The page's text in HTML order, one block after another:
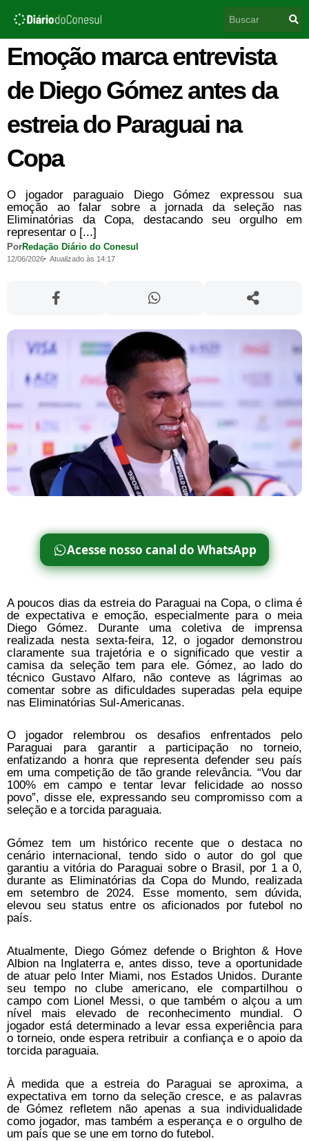
para
conteúdo
Emoção marca entrevista
de Diego Gómez antes da
estreia do Paraguai na
Copa
O jogador paraguaio Diego Gómez expressou sua
emoção ao falar sobre a jornada da seleção nas
Eliminatórias da Copa, destacando seu orgulho em
representar o [...]
PorRedação Diário do Conesul
12/06/2026 Atualizado às 14:17
Acesse nosso canal do WhatsApp
A poucos dias da estreia do Paraguai na Copa, o clima é
de expectativa e emoção, especialmente para o meia
Diego Gómez. Durante uma coletiva de imprensa
realizada nesta sexta-feira, 12, o jogador demonstrou
claramente sua trajetória e o significado que vestir a
camisa da seleção tem para ele. Gómez, ao lado do
técnico Gustavo Alfaro, não conteve as lágrimas ao
comentar sobre as dificuldades superadas pela equipe
nas Eliminatórias Sul-Americanas.
O jogador relembrou os desafios enfrentados pelo
Paraguai para garantir a participação no torneio,
enfatizando a honra que representa defender seu país
em uma competição de tão grande relevância. “Vou dar
100% em campo e tentar levar felicidade ao nosso
povo”, disse ele, expressando seu compromisso com a
seleção e a torcida paraguaia.
Gómez tem um histórico recente que o destaca no
cenário internacional, tendo sido o autor do gol que
garantiu a vitória do Paraguai sobre o Brasil, por 1 a 0,
durante as Eliminatórias da Copa do Mundo, realizada
em setembro de 2024. Esse momento, sem dúvida,
elevou seu status entre os aficionados por futebol no
país.
Atualmente, Diego Gómez defende o Brighton & Hove
Albion na Inglaterra e, antes disso, teve a oportunidade
de atuar pelo Inter Miami, nos Estados Unidos. Durante
seu tempo no clube americano, ele compartilhou o
campo com Lionel Messi, o que também o alçou a um
nível mais elevado de reconhecimento mundial. O
jogador está determinado a levar essa experiência para
o torneio, onde espera retribuir a confiança e o apoio da
torcida paraguaia.
À medida que a estreia do Paraguai se aproxima, a
expectativa em torno da seleção cresce, e as palavras
de Gómez refletem não apenas a sua individualidade
como jogador, mas também a esperança e o orgulho de
um país que se une em torno do futebol.